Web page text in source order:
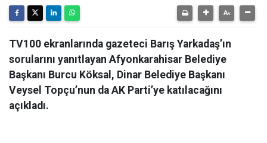
TV100 ekranlarında gazeteci Barış Yarkadaş’ın
sorularını yanıtlayan Afyonkarahisar Belediye
Başkanı Burcu Köksal, Dinar Belediye Başkanı
Veysel Topçu’nun da AK Parti’ye katılacağını
açıkladı.